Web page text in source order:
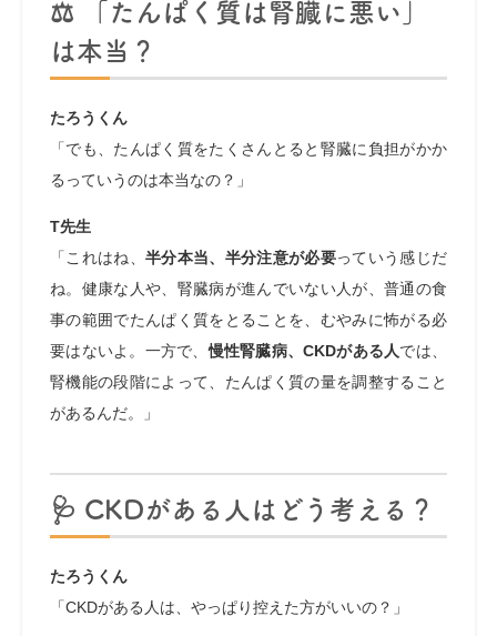
⚖️ 「たんぱく質は腎臓に悪い」
は本当？
たろうくん
「でも、たんぱく質をたくさんとると腎臓に負担がかか
るっていうのは本当なの？」
T先生
「これはね、 半分本当、半分注意が必要っていう感じだ
ね。健康な人や、腎臓病が進んでいない人が、普通の食
事の範囲でたんぱく質をとることを、むやみに怖がる必
要はないよ。一方で、慢性腎臓病、CKDがある人では、
腎機能の段階によって、たんぱく質の量を調整すること
があるんだ。」
🩺 CKDがある人はどう考える？
たろうくん
「CKDがある人は、やっぱり控えた方がいいの？」